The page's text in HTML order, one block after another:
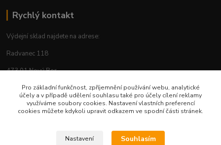
Rychlý kontakt
Výdejní sklad najdete na adrese:
Radvanec 118
473 01 Nový Bor
tel: +420 605 283 713
Upravit sběr cookies.
Pro základní funkčnost, zpříjemnění používání webu, analytické
účely a v případě udělení souhlasu také pro účely cílení reklamy
využíváme soubory cookies. Nastavení vlastních preferencí
cookies můžete kdykoli upravit odkazem ve spodní části stránek.
Nastavení Souhlasím